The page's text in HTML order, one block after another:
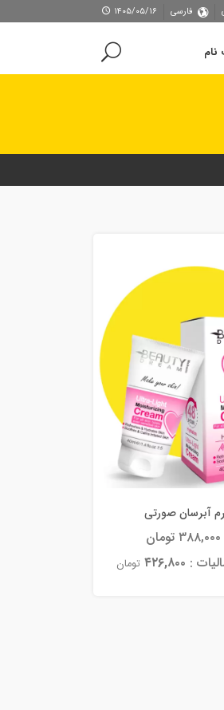
فارسی ۱۴۰۵/۰۵/۱۶
نام
آبرسان صورتی
: ۴۲۶,۸۰۰ تومان